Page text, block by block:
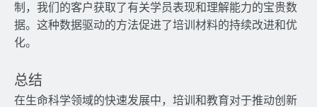
制，我们的客户获取了有关学员表现和理解能力的宝贵数
据。这种数据驱动的方法促进了培训材料的持续改进和优
化。
总结
在生命科学领域的快速发展中，培训和教育对于推动创新